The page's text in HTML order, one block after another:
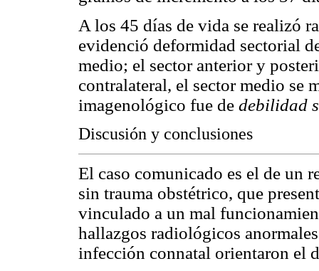
A los 45 días de vida se realizó
evidenció deformidad sectorial
medio; el sector anterior y
contralateral, el sector medio se
imagenológico fue de debilidad
Discusión y conclusiones
El caso comunicado es el de un
sin trauma obstétrico, que
vinculado a un mal
hallazgos radiológicos
infección connatal orientaron el